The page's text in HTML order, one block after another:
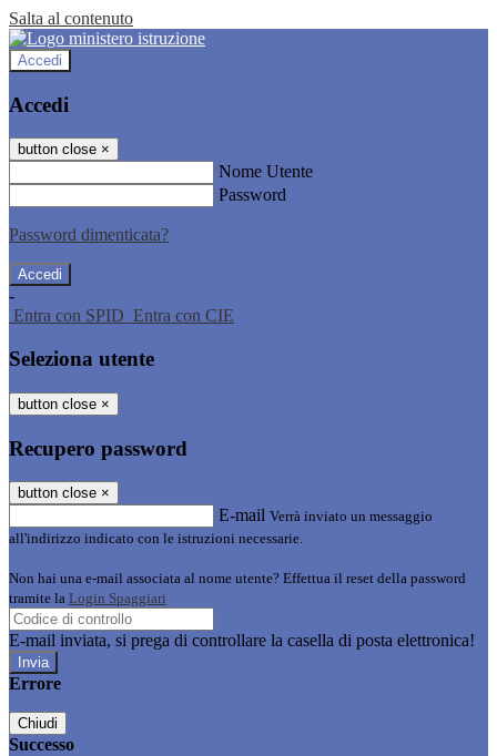
Salta al contenuto
Accedi
Accedi
button close ×
Nome Utente
Password
Password dimenticata?
-
Entra con SPID Entra con CIE
Seleziona utente
button close ×
Recupero password
button close ×
E-mail Verrà inviato un messaggio
all'indirizzo indicato con le istruzioni necessarie.
Non hai una e-mail associata al nome utente? Effettua il reset della password
tramite la Login Spaggiari
E-mail inviata, si prega di controllare la casella di posta elettronica!
Errore
Chiudi
Successo